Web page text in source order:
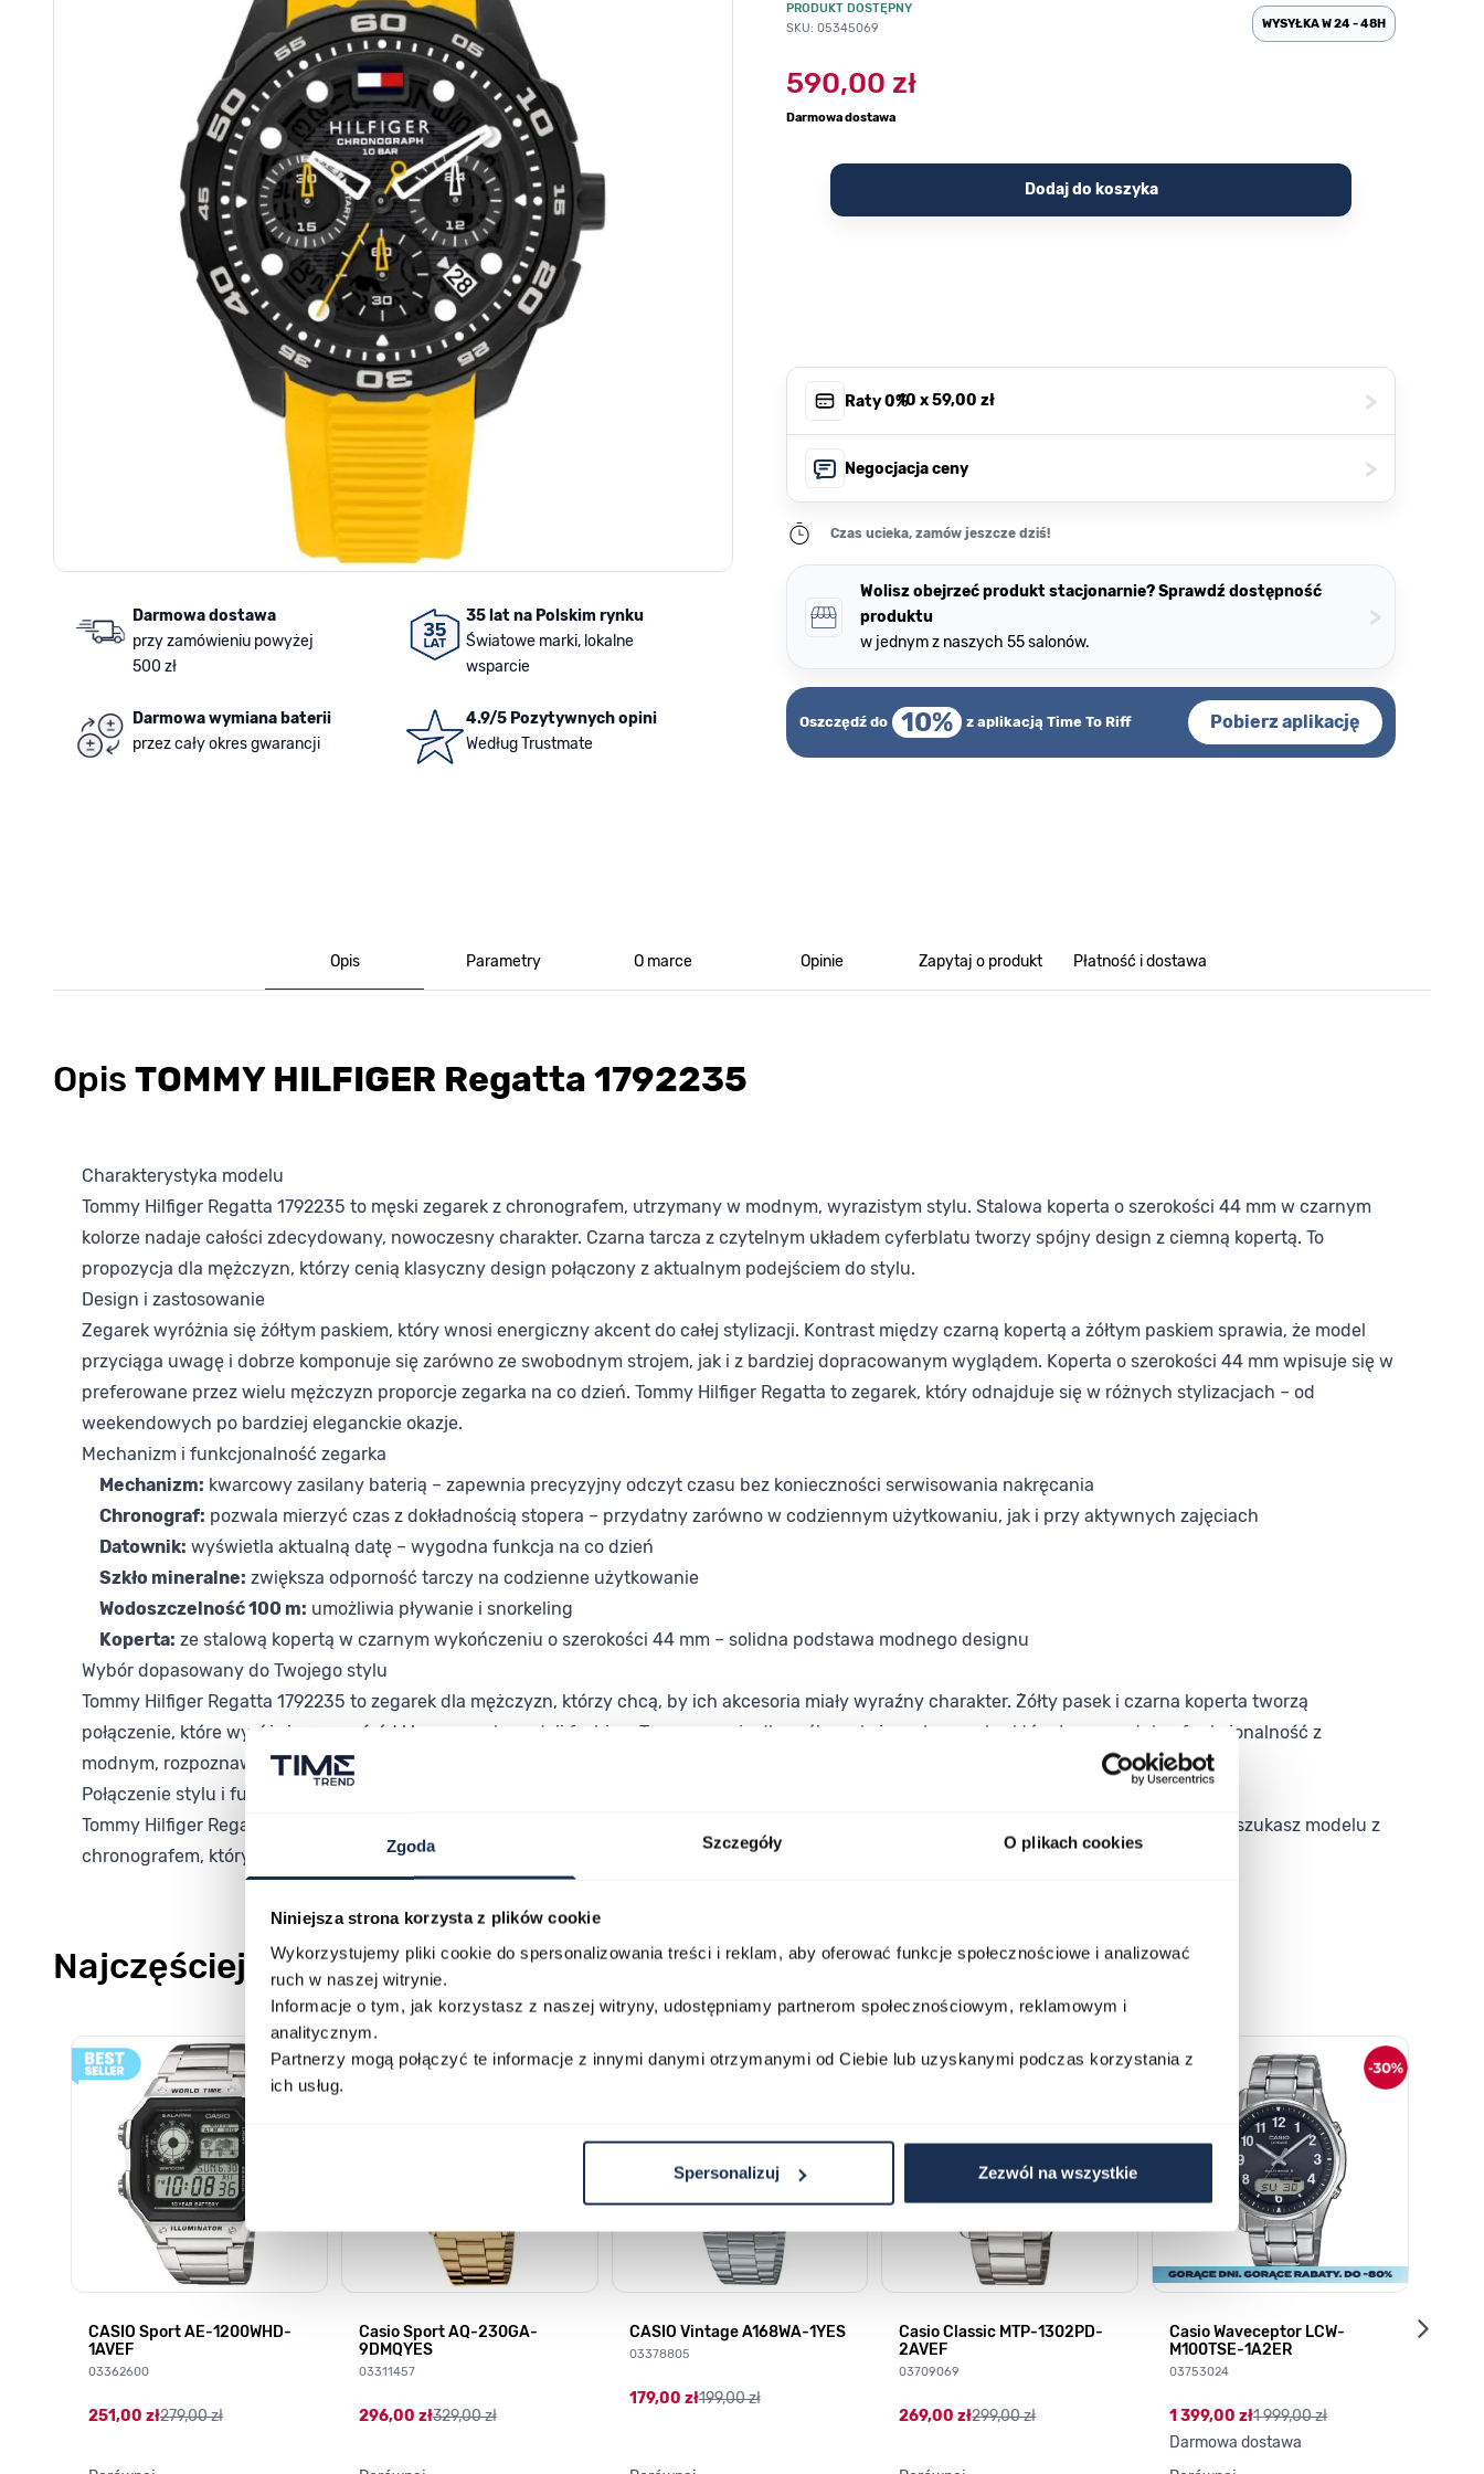
Zgoda Szczegóły O plikach cookies
Niniejsza strona korzysta z plików cookie
Wykorzystujemy pliki cookie do spersonalizowania treści i reklam, aby oferować funkcje społecznościowe i analizować
ruch w naszej witrynie.
Informacje o tym, jak korzystasz z naszej witryny, udostępniamy partnerom społecznościowym, reklamowym i
analitycznym.
Partnerzy mogą połączyć te informacje z innymi danymi otrzymanymi od Ciebie lub uzyskanymi podczas korzystania z
ich usług.
Spersonalizuj Zezwól na wszystkie
Darmowa dostawa
przy zamówieniu powyżej
500 zł
35 lat na Polskim rynku
Światowe marki, lokalne
wsparcie
Darmowa wymiana baterii
przez cały okres gwarancji
4.9/5 Pozytywnych opini
Według Trustmate
PRODUKT DOSTĘPNY
SKU: 05345069
WYSYŁKA W 24 - 48H
590,00 zł
Darmowa dostawa
Dodaj do koszyka
Raty 0%, 10 x59,00 zł >
Negocjacja ceny >
Czas ucieka, zamów jeszcze dziś!
Wolisz obejrzeć produkt stacjonarnie? Sprawdź dostępność
produktu
w jednym z naszych 55 salonów.
>
Oszczędź do 10% z aplikacją Time To Riff Pobierz aplikację
Opis Parametry O marce Opinie Zapytaj o produkt Płatność i dostawa
Opis TOMMY HILFIGER Regatta 1792235
Charakterystyka modelu
Tommy Hilfiger Regatta 1792235 to męski zegarek z chronografem, utrzymany w modnym, wyrazistym stylu. Stalowa koperta o szerokości 44 mm w czarnym
kolorze nadaje całości zdecydowany, nowoczesny charakter. Czarna tarcza z czytelnym układem cyferblatu tworzy spójny design z ciemną kopertą. To
propozycja dla mężczyzn, którzy cenią klasyczny design połączony z aktualnym podejściem do stylu.
Design i zastosowanie
Zegarek wyróżnia się żółtym paskiem, który wnosi energiczny akcent do całej stylizacji. Kontrast między czarną kopertą a żółtym paskiem sprawia, że model
przyciąga uwagę i dobrze komponuje się zarówno ze swobodnym strojem, jak i z bardziej dopracowanym wyglądem. Koperta o szerokości 44 mm wpisuje się w
preferowane przez wielu mężczyzn proporcje zegarka na co dzień. Tommy Hilfiger Regatta to zegarek, który odnajduje się w różnych stylizacjach – od
weekendowych po bardziej eleganckie okazje.
Mechanizm i funkcjonalność zegarka
Mechanizm: kwarcowy zasilany baterią – zapewnia precyzyjny odczyt czasu bez konieczności serwisowania nakręcania
Chronograf: pozwala mierzyć czas z dokładnością stopera – przydatny zarówno w codziennym użytkowaniu, jak i przy aktywnych zajęciach
Datownik: wyświetla aktualną datę – wygodna funkcja na co dzień
Szkło mineralne: zwiększa odporność tarczy na codzienne użytkowanie
Wodoszczelność 100 m: umożliwia pływanie i snorkeling
Koperta: ze stalową kopertą w czarnym wykończeniu o szerokości 44 mm – solidna podstawa modnego designu
Wybór dopasowany do Twojego stylu
Tommy Hilfiger Regatta 1792235 to zegarek dla mężczyzn, którzy chcą, by ich akcesoria miały wyraźny charakter. Żółty pasek i czarna koperta tworzą
połączenie, które wyróżnia go spośród klasycznych modeli fashion. To propozycja dla osób szukających zegarka, który łączy czytelną funkcjonalność z
modnym, rozpoznawalnym designem.
Połączenie stylu i funkcjonalności
Tommy Hilfiger Regatta 1792235 to zegarek, który spełnia oczekiwania zarówno pod względem wyglądu, jak i codziennej użyteczności. Jeśli szukasz modelu z
chronografem, który wyróżni Twoją stylizację, ta propozycja marki Tommy Hilfiger jest warta uwagi.
Najczęściej kupowane
Poruszanie się po elementach karuzeli jest możliwe za pomocą klawisza tabulacji. Możesz pominąć karuzelę lub przejść bezpośrednio do nawigacji karuzeli za pomocą linka pomijającego.
Naciśnij, aby pominąć karuzelę
Naciśnij, aby przejść do nawigacji karuzeli
CASIO Sport AE-1200WHD-
1AVEF
03362600
251,00 zł279,00 zł
Casio Sport AQ-230GA-
9DMQYES
03311457
296,00 zł329,00 zł
CASIO Vintage A168WA-1YES
03378805
179,00 zł199,00 zł
Casio Classic MTP-1302PD-
2AVEF
03709069
269,00 zł299,00 zł
Casio Waveceptor LCW-
M100TSE-1A2ER
03753024
1 399,00 zł1 999,00 zł
Darmowa dostawa